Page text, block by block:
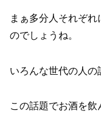
まぁ多分人それぞ
のでしょうね。
いろんな世代の人の
この話題でお酒を飲